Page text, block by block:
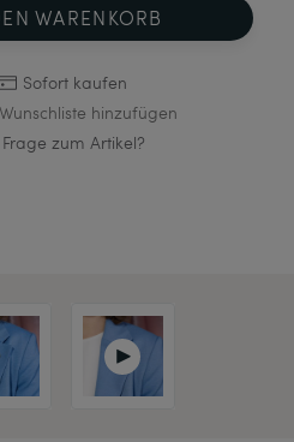
WARENKORB
Sofort kaufen
hinzufügen
Frage zum Artikel?